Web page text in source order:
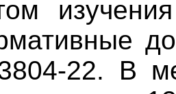
22. В